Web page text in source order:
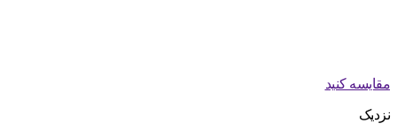
مقایسه کنید
نزدیک